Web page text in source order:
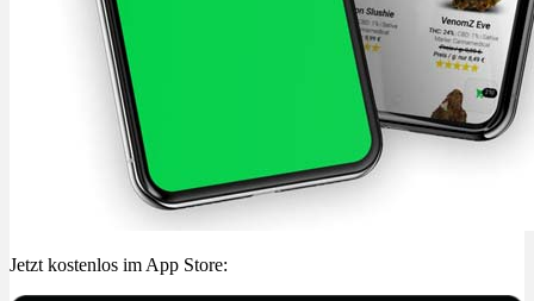
Jetzt kostenlos im App Store: